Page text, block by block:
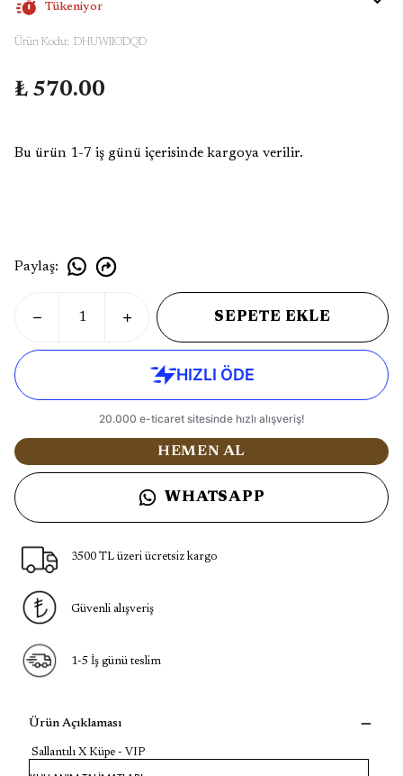
Tükeniyor
Ürün Kodu: DHUWIIODQD
₺ 570.00
Bu ürün 1-7 iş günü içerisinde kargoya verilir.
Paylaş:
SEPETE EKLE
HEMEN AL
WHATSAPP
3500 TL üzeri ücretsiz kargo
Güvenli alışveriş
1-5 İş günü teslim
Ürün Açıklaması
Sallantılı X Küpe - VIP